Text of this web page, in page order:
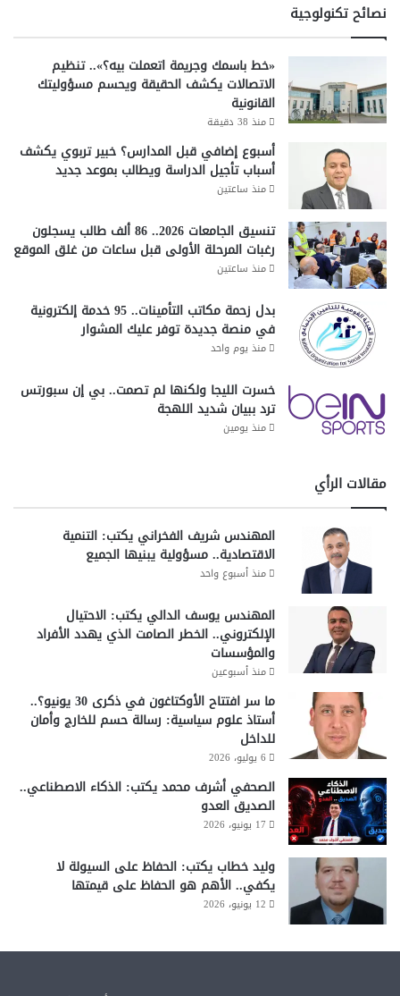
نصائح تكنولوجية
«خط باسمك وجريمة اتعملت بيه؟».. تنظيم
الاتصالات يكشف الحقيقة ويحسم مسؤوليتك
القانونية
منذ 38 دقيقة
أسبوع إضافي قبل المدارس؟ خبير تربوي يكشف
أسباب تأجيل الدراسة ويطالب بموعد جديد
منذ ساعتين
تنسيق الجامعات 2026.. 86 ألف طالب يسجلون
رغبات المرحلة الأولى قبل ساعات من غلق الموقع
منذ ساعتين
بدل زحمة مكاتب التأمينات.. 95 خدمة إلكترونية
في منصة جديدة توفر عليك المشوار
منذ يوم واحد
خسرت الليجا ولكنها لم تصمت.. بي إن سبورتس
ترد ببيان شديد اللهجة
منذ يومين
مقالات الرأي
المهندس شريف الفخراني يكتب: التنمية
الاقتصادية.. مسؤولية يبنيها الجميع
منذ أسبوع واحد
المهندس يوسف الدالي يكتب: الاحتيال
الإلكتروني.. الخطر الصامت الذي يهدد الأفراد
والمؤسسات
منذ أسبوعين
ما سر افتتاح الأوكتاغون في ذكرى 30 يونيو؟..
أستاذ علوم سياسية: رسالة حسم للخارج وأمان
للداخل
6 يوليو، 2026
الصحفي أشرف محمد يكتب: الذكاء الاصطناعي..
الصديق العدو
17 يونيو، 2026
وليد خطاب يكتب: الحفاظ على السيولة لا
يكفي.. الأهم هو الحفاظ على قيمتها
12 يونيو، 2026